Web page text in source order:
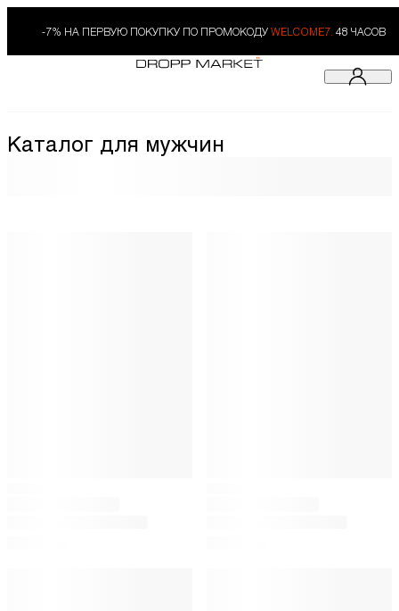
-7% НА ПЕРВУЮ ПОКУПКУ ПО ПРОМОКОДУ WELCOME7. 48 ЧАСОВ
Каталог для мужчин